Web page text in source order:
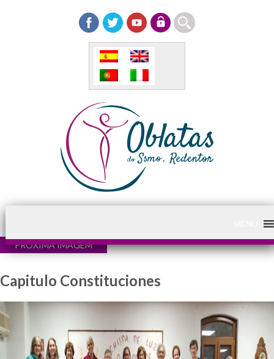
PRÓXIMA IMAGEM
Capitulo Constituciones